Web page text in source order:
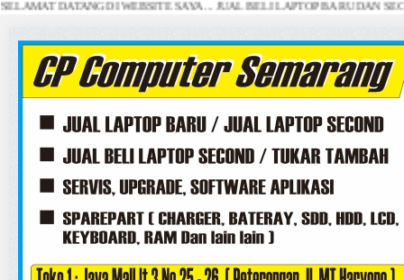
DATANG DI WEBSITE SAYA ... JUAL BELI LAPTOP BARU DAN SECOND